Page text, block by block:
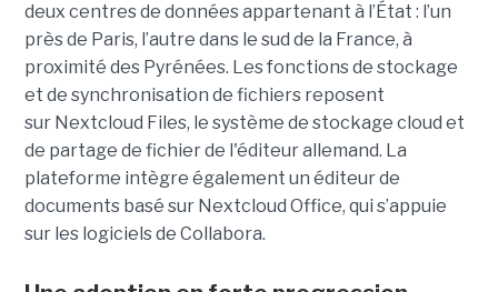
deux centres de données appartenant à l’État : l’un
près de Paris, l’autre dans le sud de la France, à
proximité des Pyrénées. Les fonctions de stockage
et de synchronisation de fichiers reposent
sur Nextcloud Files, le système de stockage cloud et
de partage de fichier de l'éditeur allemand. La
plateforme intègre également un éditeur de
documents basé sur Nextcloud Office, qui s’appuie
sur les logiciels de Collabora.